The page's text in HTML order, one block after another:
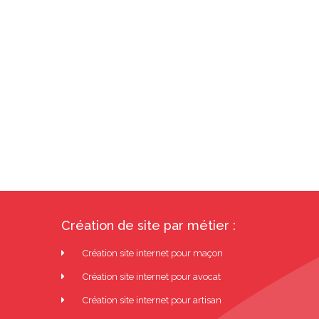
Création de site par métier :
Création site internet pour maçon
Création site internet pour avocat
Création site internet pour artisan